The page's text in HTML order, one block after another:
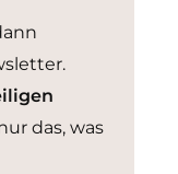
das, was